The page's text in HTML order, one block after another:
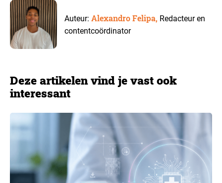
Auteur:Alexandro Felipa, Redacteur en
contentcoördinator
Deze artikelen vind je vast ook
interessant